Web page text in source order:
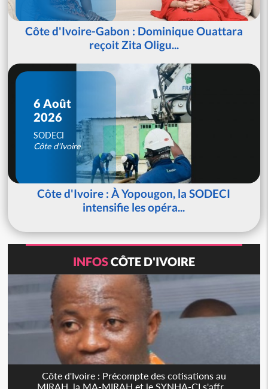
Côte d'Ivoire-Gabon : Dominique Ouattara
reçoit Zita Oligu...
6 Août
2026
SODECI
Côte d'Ivoire
Côte d'Ivoire : À Yopougon, la SODECI
intensifie les opéra...
INFOSCÔTE D'IVOIRE
Côte d'Ivoire : Précompte des cotisations au
MIRAH, la MA-MIRAH et le SYNHA-CI s'affr...